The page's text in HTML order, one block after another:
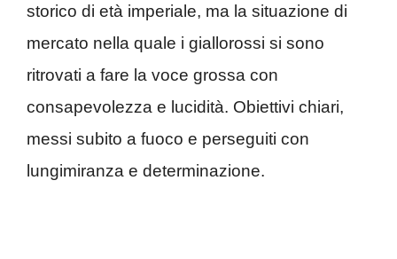
storico di età imperiale, ma la situazione di
mercato nella quale i giallorossi si sono
ritrovati a fare la voce grossa con
consapevolezza e lucidità. Obiettivi chiari,
messi subito a fuoco e perseguiti con
lungimiranza e determinazione.